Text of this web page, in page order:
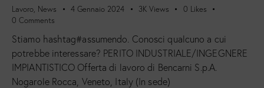
Lavoro, News 4 Gennaio 2024 3K Views 0 Likes
0 Comments
Stiamo hashtag#assumendo. Conosci qualcuno a cui
potrebbe interessare? PERITO INDUSTRIALE/INGEGNERE
IMPIANTISTICO Offerta di lavoro di Bencarni S.p.A.
Nogarole Rocca, Veneto, Italy (In sede)